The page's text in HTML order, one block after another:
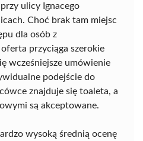
ulicy Ignacego
Choć brak tam miejsc
dla osób z
przyciąga szerokie
wcześniejsze umówienie
podejście do
znajduje się toaleta, a
są akceptowane.
wysoką średnią ocenę